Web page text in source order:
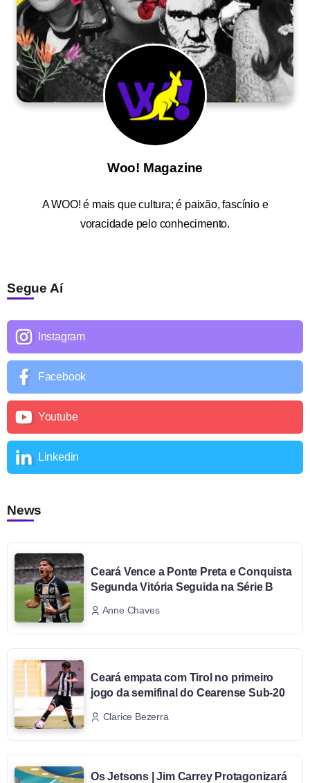
Woo! Magazine
AWOO! é mais que cultura; é paixão, fascínio e
voracidade pelo conhecimento.
Segue Aí
Instagram
Facebook
Youtube
Linkedin
News
Ceará Vence a Ponte Preta e Conquista
Segunda Vitória Seguida na Série B
Anne Chaves
Ceará empata com Tirol no primeiro
jogo da semifinal do Cearense Sub-20
Clarice Bezerra
Os Jetsons | Jim Carrey Protagonizará